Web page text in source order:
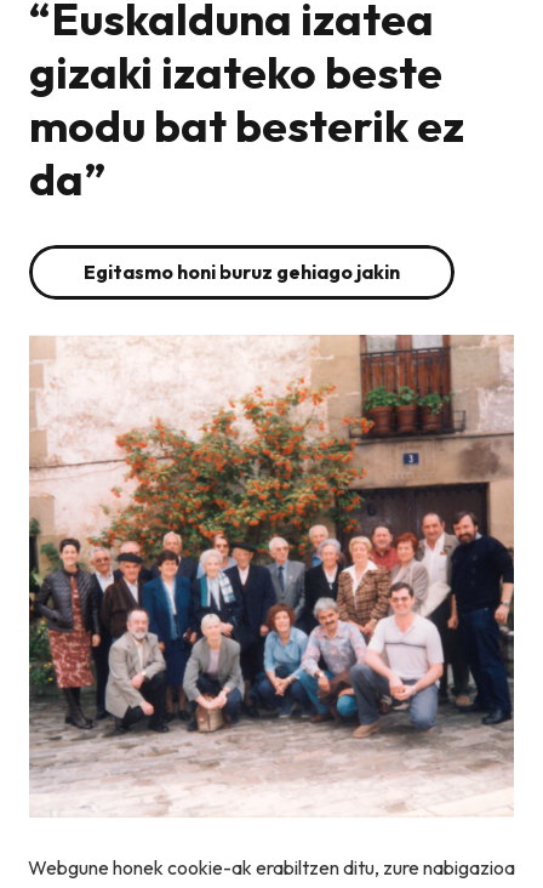
“Euskalduna izatea
gizaki izateko beste
modu bat besterik ez
da”
Egitasmo honi buruz gehiago jakin
Webgune honek cookie-ak erabiltzen ditu, zure nabigazioa